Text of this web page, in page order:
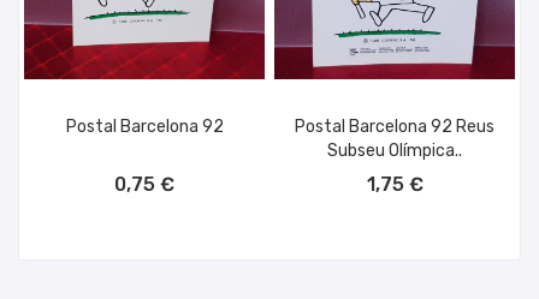
Postal Barcelona 92
0,75 €
Postal Barcelona 92 Reus
Subseu Olímpica..
1,75 €